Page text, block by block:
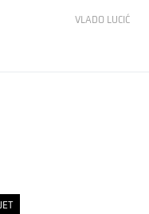
VLADO LUCIĆ